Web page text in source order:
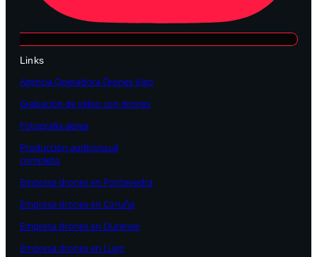
Links
Agencia Operadora Drones Vigo
Grabación de vídeo con drones
Fotografía aérea
Producción audiovisual
completa
Empresa drones en Pontevedra
Empresa drones en Coruña
Empresa drones en Ourense
Empresa drones en Lugo